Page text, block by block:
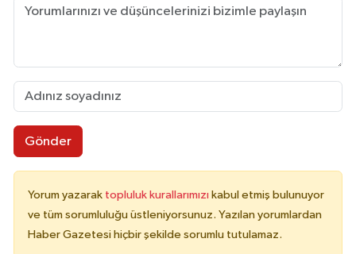
Gönder
Yorum yazarak topluluk kurallarımızı kabul etmiş bulunuyor
ve tüm sorumluluğu üstleniyorsunuz. Yazılan yorumlardan
Haber Gazetesi hiçbir şekilde sorumlu tutulamaz.